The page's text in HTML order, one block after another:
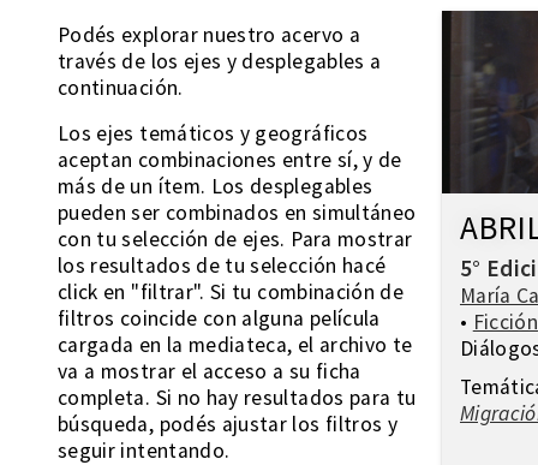
Podés explorar nuestro acervo a
través de los ejes y desplegables a
continuación.
Los ejes temáticos y geográficos
aceptan combinaciones entre sí, y de
más de un ítem. Los desplegables
pueden ser combinados en simultáneo
con tu selección de ejes. Para mostrar
los resultados de tu selección hacé
click en "filtrar". Si tu combinación de
filtros coincide con alguna película
cargada en la mediateca, el archivo te
va a mostrar el acceso a su ficha
completa. Si no hay resultados para tu
búsqueda, podés ajustar los filtros y
seguir intentando.
5°
María
• Ficción